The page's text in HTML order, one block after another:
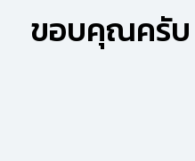
ขอบคุณครับ